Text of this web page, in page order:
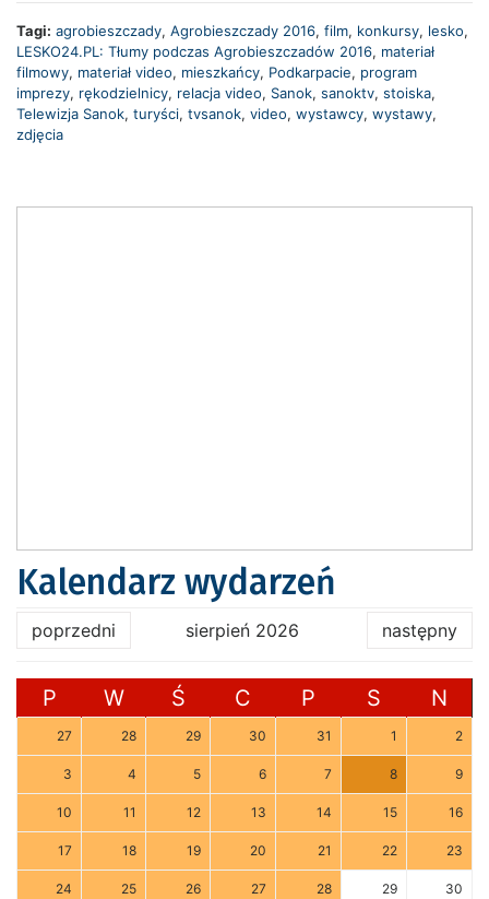
Tagi: agrobieszczady, Agrobieszczady 2016, film, konkursy, lesko,
LESKO24.PL: Tłumy podczas Agrobieszczadów 2016, materiał
filmowy, materiał video, mieszkańcy, Podkarpacie, program
imprezy, rękodzielnicy, relacja video, Sanok, sanoktv, stoiska,
Telewizja Sanok, turyści, tvsanok, video, wystawcy, wystawy,
zdjęcia
Kalendarz wydarzeń
poprzedni sierpień 2026 następny
P W Ś C P S N
27 28 29 30 31 1 2
3 4 5 6 7 8 9
10 11 12 13 14 15 16
17 18 19 20 21 22 23
24 25 26 27 28 29 30